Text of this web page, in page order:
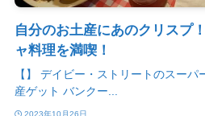
自分のお土産にあのクリスプ
ャ料理を満喫！
【】 デイビー・ストリートのスー
産ゲット バンクー...
2023年10月26日